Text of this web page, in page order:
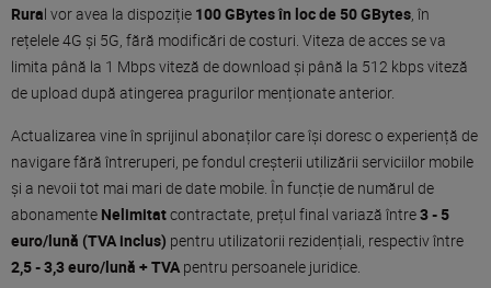
Rural vor avea la dispoziție 100 GBytes în loc de 50 GBytes, în
rețelele 4G și 5G, fără modificări de costuri. Viteza de acces se va
limita până la 1 Mbps viteză de download și până la 512 kbps viteză
de upload după atingerea pragurilor menționate anterior.
Actualizarea vine în sprijinul abonaților care își doresc o experiență de
navigare fără întreruperi, pe fondul creșterii utilizării serviciilor mobile
și a nevoii tot mai mari de date mobile. În funcție de numărul de
abonamente Nelimitatcontractate, prețul final variază între3 - 5
euro/lună (TVA inclus) pentru utilizatorii rezidențiali, respectiv între
2,5 - 3,3 euro/lună + TVA pentru persoanele juridice.